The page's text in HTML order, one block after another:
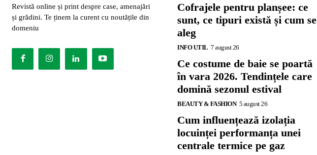
Revistă online și print despre case, amenajări
și grădini. Te ținem la curent cu noutățile din
domeniu
Cofrajele pentru planșee: ce
sunt, ce tipuri există și cum se
aleg
INFO UTIL 7 august 26
Ce costume de baie se poartă
în vara 2026. Tendințele care
domină sezonul estival
BEAUTY & FASHION 5 august 26
Cum influențează izolația
locuinței performanța unei
centrale termice pe gaz